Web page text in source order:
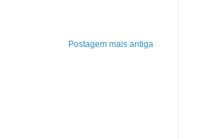
Postagem mais antiga